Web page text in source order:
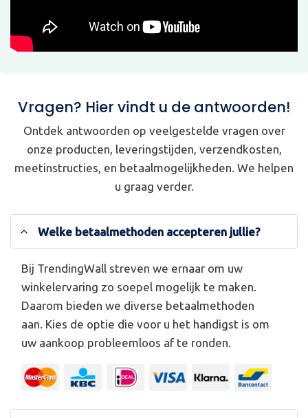
Vragen? Hier vindt u de antwoorden!
Ontdek antwoorden op veelgestelde vragen over
onze producten, leveringstijden, verzendkosten,
meetinstructies, en betaalmogelijkheden. We helpen
u graag verder.
Welke betaalmethoden accepteren jullie?
Bij TrendingWall streven we ernaar om uw
winkelervaring zo soepel mogelijk te maken.
Daarom bieden we diverse betaalmethoden
aan. Kies de optie die voor u het handigst is om
uw aankoop probleemloos af te ronden.